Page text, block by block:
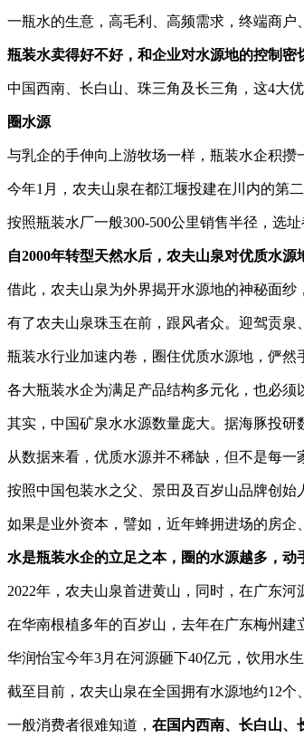
一瓶水的生意，高毛利、高频需求，终端商户
瓶装水卖得好不好，和企业对水源地的控制密
中国西南、长白山、珠三角及长三角，这4大
圈水源
与乳企的手伸向上游牧场一样，瓶装水企积攒
今年1月，农夫山泉在都江堰投建在川内的第
按照瓶装水厂一般300-500公里销售半径，选
自2000年转型天然水后，农夫山泉对优质水源
借此，农夫山泉为外界揭开水源地的神秘面纱
有了农夫山泉珠玉在前，跟风者众。迎驾贡泉
瓶装水行业加速内卷，圈住优质水源地，俨然
各大瓶装水企为满足产品结构多元化，也必须
其实，中国矿泉水水源数量庞大。据海豚投研
从数据来看，优质水源并不稀缺，但不是每一
按照中国包装水之父、景田及百岁山品牌创始
如果是业外资本，譬如，近年蜂拥进场的房企
水是瓶装水企的立足之本，圈的水源越多，动
2022年，农夫山泉首进黄山，同时，在广东河
在华南根植多年的百岁山，去年在广东梅州建
华润怡宝今年3月在河源砸下40亿元，饮用水
截至目前，农夫山泉在全国拥有水源地约12个
一般消费者很难知道， 在国内西南、长白山、